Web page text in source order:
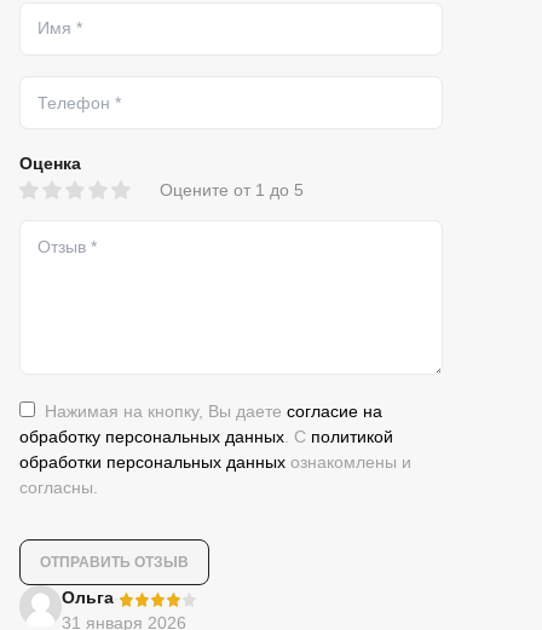
Оценка
Оцените от 1 до 5
Нажимая на кнопку, Вы даете согласие на
обработку персональных данных . С политикой
обработки персональных данных ознакомлены и
согласны.
Ольга
31 января 2026